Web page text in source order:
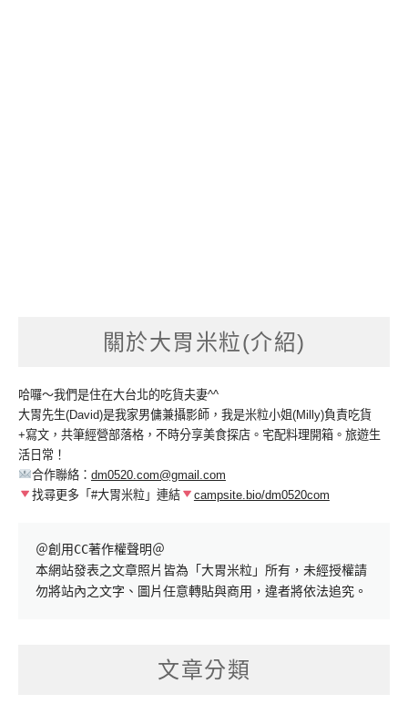
關於大胃米粒(介紹)
哈囉～我們是住在大台北的吃貨夫妻^^
大胃先生(David)是我家男傭兼攝影師，我是米粒小姐(Milly)負責吃貨
+寫文，共筆經營部落格，不時分享美食探店。宅配料理開箱。旅遊生
活日常！
合作聯絡： dm0520.com@gmail.com
找尋更多「#大胃米粒」連結
campsite.bio/dm0520com
＠創用CC著作權聲明＠
本網站發表之文章照片皆為「大胃米粒」所有，未經授權請
勿將站內之文字、圖片任意轉貼與商用，違者將依法追究。
文章分類